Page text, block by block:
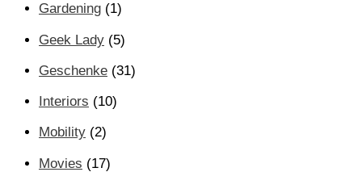
Gardening (1)
Geek Lady (5)
Geschenke (31)
Interiors (10)
Mobility (2)
Movies (17)